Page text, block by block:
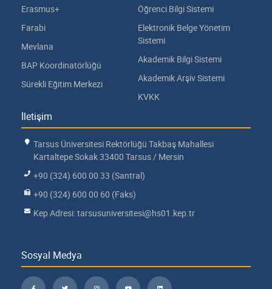
Erasmus+
Farabi
Mevlana
BAP Koordinatörlüğü
Sürekli Eğitim Merkezi
Öğrenci Bilgi Sistemi
Elektronik Belge Yönetim
Sistemi
Akademik Bilgi Sistemi
Akademik Arşiv Sistemi
KVKK
İletişim
Tarsus Üniversitesi Rektörlüğü Takbaş Mahallesi
Kartaltepe Sokak 33400 Tarsus / Mersin
+90 (324) 600 00 33 (Santral)
+90 (324) 600 00 60 (Faks)
Kep Adresi: tarsusuniversitesi@hs01.kep.tr
Sosyal Medya